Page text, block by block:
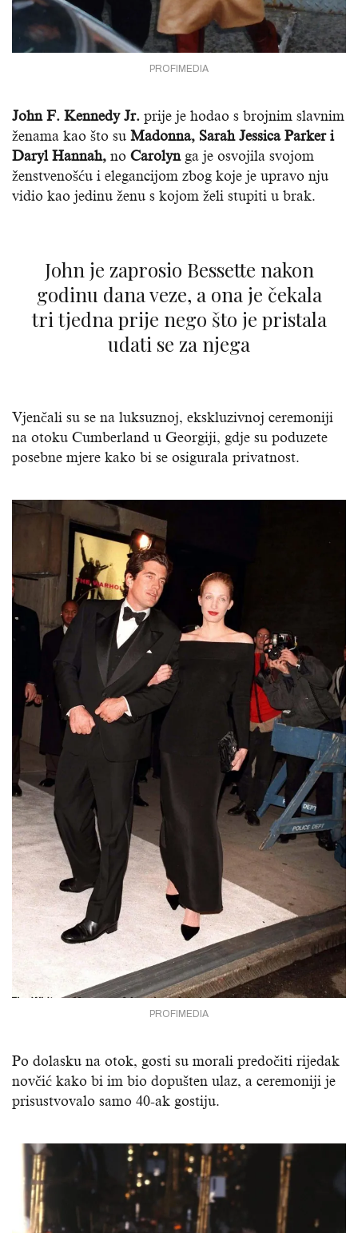
PROFIMEDIA
John F. Kennedy Jr. prije je hodao s brojnim slavnim
ženama kao što su Madonna, Sarah Jessica Parker i
Daryl Hannah, no Carolynga je osvojila svojom
ženstvenošću i elegancijom zbog koje je upravo nju
vidio kao jedinu ženu s kojom želi stupiti u brak.
John je zaprosio Bessette nakon
godinu dana veze, a ona je čekala
tri tjedna prije nego što je pristala
udati se za njega
Vjenčali su se na luksuznoj, ekskluzivnoj ceremoniji
na otoku Cumberland u Georgiji, gdje su poduzete
posebne mjere kako bi se osigurala privatnost.
PROFIMEDIA
Po dolasku na otok, gosti su morali predočiti rijedak
novčić kako bi im bio dopušten ulaz, a ceremoniji je
prisustvovalo samo 40-ak gostiju.